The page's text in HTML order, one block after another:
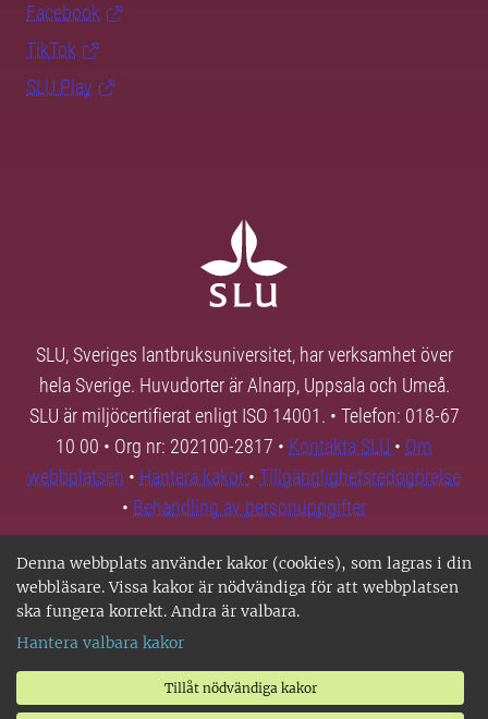
Denna webbplats använder kakor (cookies), som lagras i din
webbläsare. Vissa kakor är nödvändiga för att webbplatsen
ska fungera korrekt. Andra är valbara.
Hantera valbara kakor
Tillåt nödvändiga kakor
Facebook
TikTok
SLU Play
SLU, Sveriges lantbruksuniversitet, har verksamhet över
hela Sverige. Huvudorter är Alnarp, Uppsala och Umeå.
SLU är miljöcertifierat enligt ISO 14001. • Telefon: 018-67
10 00 • Org nr: 202100-2817 • Kontakta SLU • Om
webbplatsen • Hantera kakor • Tillgänglighetsredogörelse
• Behandling av personuppgifter